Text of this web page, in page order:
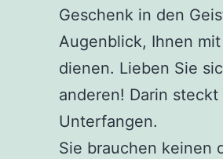
Geschenk in den
Augenblick, Ihnen
dienen. Lieben Sie
anderen! Darin
Unterfangen.
Sie brauchen keinen